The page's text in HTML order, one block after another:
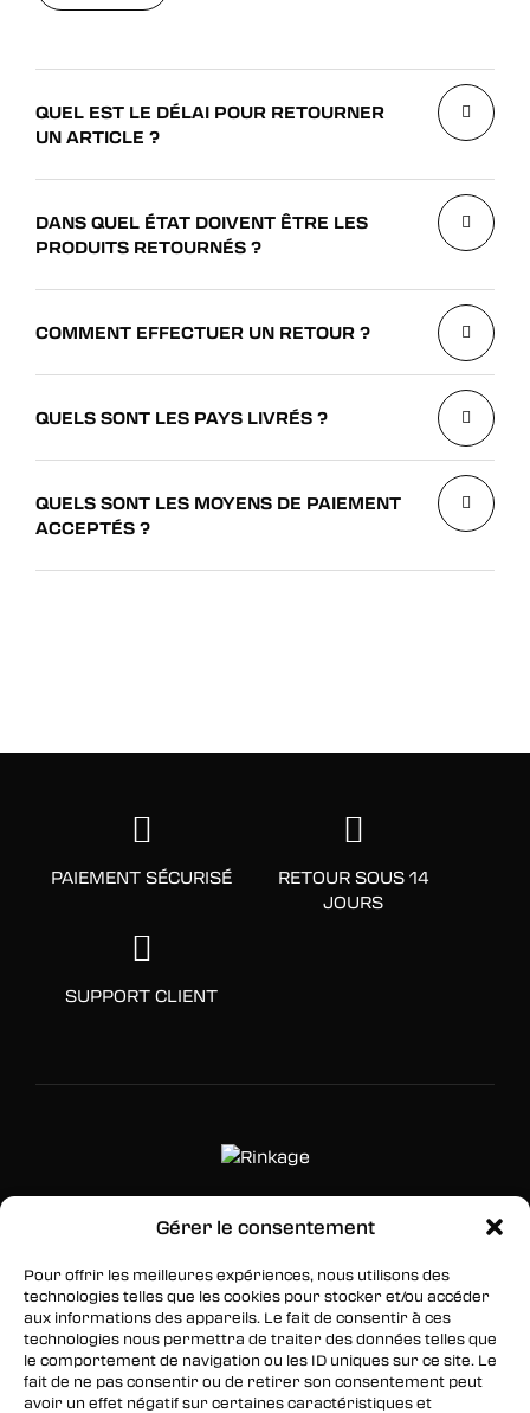
Gérer le consentement
Pour offrir les meilleures expériences, nous utilisons des
technologies telles que les cookies pour stocker et/ou accéder
aux informations des appareils. Le fait de consentir à ces
technologies nous permettra de traiter des données telles que
le comportement de navigation ou les ID uniques sur ce site. Le
fait de ne pas consentir ou de retirer son consentement peut
avoir un effet négatif sur certaines caractéristiques et
QUEL EST LE DÉLAI POUR RETOURNER
UN ARTICLE ?
DANS QUEL ÉTAT DOIVENT ÊTRE LES
PRODUITS RETOURNÉS ?
COMMENT EFFECTUER UN RETOUR ?
QUELS SONT LES PAYS LIVRÉS ?
QUELS SONT LES MOYENS DE PAIEMENT
ACCEPTÉS ?
PAIEMENT SÉCURISÉ
RETOUR SOUS 14
JOURS
SUPPORT CLIENT
SUIVEZ-NOUS
Facebook
Twitter
Instagram